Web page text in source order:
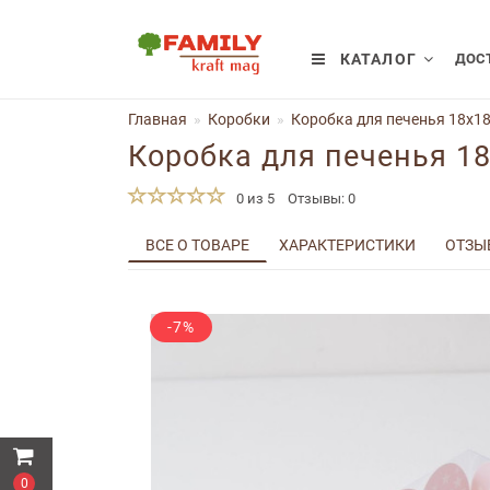
0
КАТАЛОГ
Главная Коробки Коробка для печенья
Коробка для печенья
0 из 5 Отзывы: 0
ВСЕ О ТОВАРЕ ХАРАКТЕРИСТИКИ
-7%